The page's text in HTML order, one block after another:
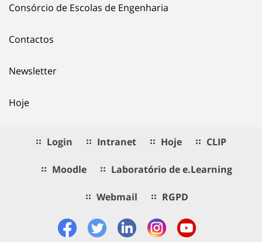
Consórcio de Escolas de Engenharia
Contactos
Newsletter
Hoje
Login Intranet Hoje CLIP
Moodle Laboratório de e.Learning
Webmail RGPD